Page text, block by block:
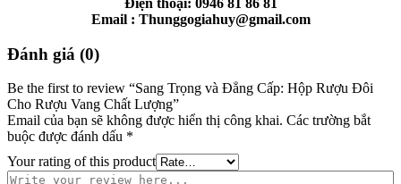
Điện thoại: 0946 81 86 81
Email : Thunggogiahuy@gmail.com
Đánh giá (0)
Be the first to review “Sang Trọng và Đẳng Cấp: Hộp Rượu Đôi
Cho Rượu Vang Chất Lượng”
Email của bạn sẽ không được hiển thị công khai. Các trường bắt
buộc được đánh dấu *
Your rating of this product